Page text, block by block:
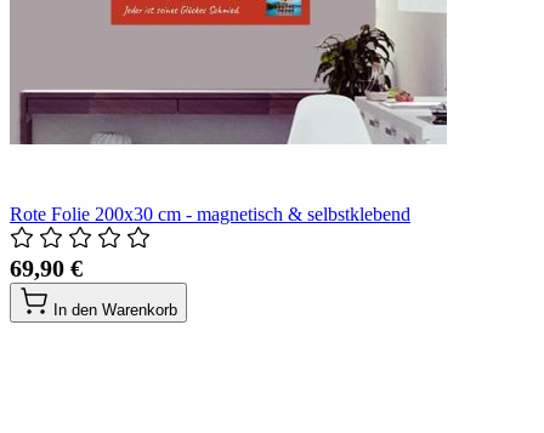
Rote Folie 200x30 cm - magnetisch & selbstklebend
69,90 €
In den Warenkorb